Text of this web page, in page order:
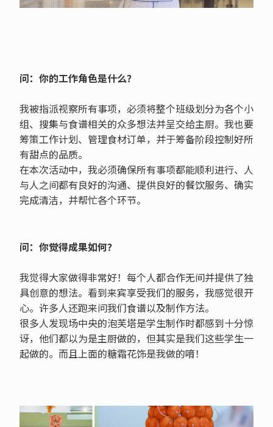
问：你的工作角色是什么？
我被指派视察所有事项，必须将整个班级划分为各个小
组、搜集与食谱相关的众多想法并呈交给主厨。我也要
筹策工作计划、管理食材订单，并于筹备阶段控制好所
有甜点的品质。
在本次活动中，我必须确保所有事项都能顺利进行、人
与人之间都有良好的沟通、提供良好的餐饮服务、确实
完成清洁，并帮忙各个环节。
问：你觉得成果如何？
我觉得大家做得非常好！每个人都合作无间并提供了独
具创意的想法。看到来宾享受我们的服务，我感觉很开
心。许多人还跑来问我们食谱以及制作方法。
很多人发现场中央的泡芙塔是学生制作时都感到十分惊
讶，他们都以为是主厨做的，但其实是我们这些学生一
起做的。而且上面的糖霜花饰是我做的唷！